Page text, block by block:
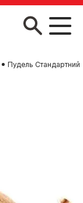
Пудель Стандартний